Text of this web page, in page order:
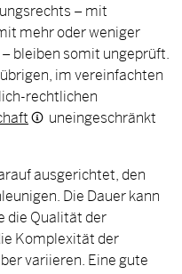
– mit
mehr oder weniger
bleiben somit ungeprüft.
im vereinfachten
rechtlichen
uneingeschränkt
ausgerichtet, den
Die Dauer kann
die Qualität der
Komplexität der
variieren. Eine gute